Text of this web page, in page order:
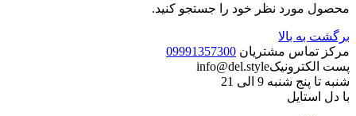
محصول مورد نظر خود را جستجو کنید.
برگشت به بالا
مرکز تماس مشتریان 09991357300
پست الکترونیکinfo@del.style
شنبه تا پنج شنبه 9 الی 21
با دل استایل